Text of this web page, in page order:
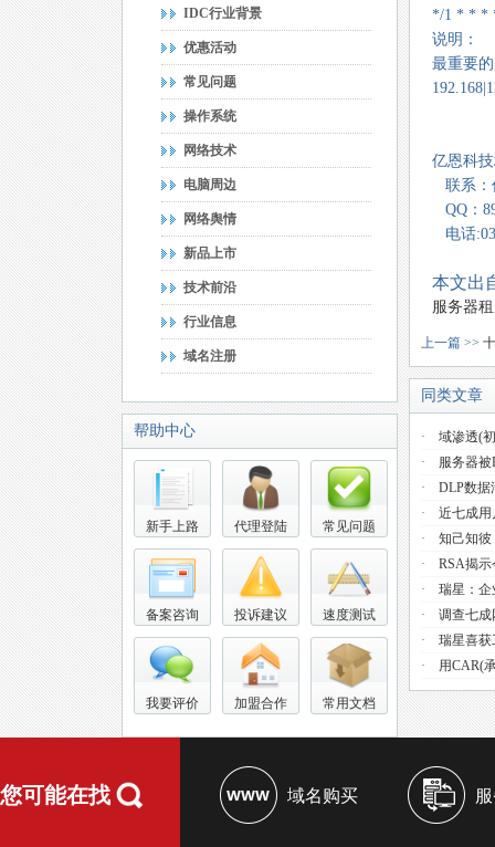
IDC行业背景
优惠活动
常见问题
操作系统
网络技术
电脑周边
网络舆情
新品上市
技术前沿
行业信息
域名注册
帮助中心
新手上路 代理登陆 常见问题
备案咨询 投诉建议 速度测试
我要评价 加盟合作 常用文档
*/1 * * *
说明：
最重要
亿恩科
联系：
QQ：
电话
本文出
服务器
上一篇 >>
同类文章
· 域渗透(
· 服务器
· DLP数据
· 近七成用
· 知己知彼
· RSA揭
· 瑞星：企
· 调查七成
· 瑞星喜获
· 用CAR(
您可能在找 域名购买